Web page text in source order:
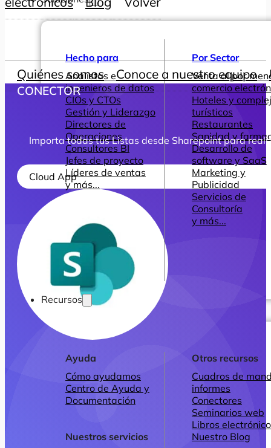
Hecho para
Analistas e
ingenieros de datos
CIOs y CTOs
Gestión y Liderazgo
Directores de
Operaciones
Consultores BI
Jefes de proyecto
Líderes de ventas
y más...
Por Sector
Venta al por
comercio
Hoteles y
turísticos
Restaurantes
Sanidad y
Desarrollo de
software y SaaS
Marketing y
Publicidad
Servicios de
Consultoría
y más...
Recursos
Ayuda
Cómo ayudamos
Centro de Ayuda y
Documentación
Nuestros servicios
Otros recursos
Cuadros de
informes
Conectores
Seminarios web
Libros
Nuestro Blog
Quiénes somos Conoce a nuestro equipo
CONECTOR
Importa todas tus Listas desde Sharepoint para
Cloud App